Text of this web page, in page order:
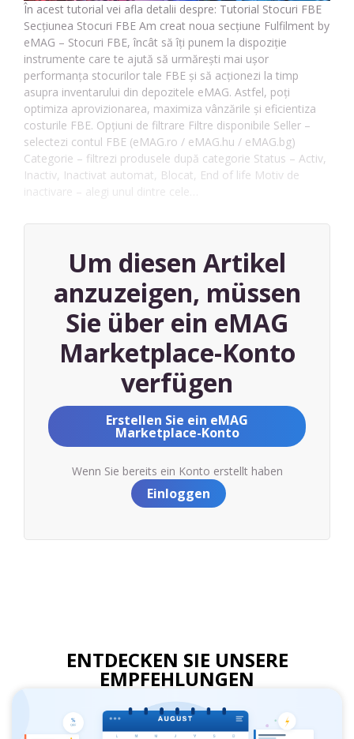
În acest tutorial vei afla detalii despre: Tutorial Stocuri FBE
Secțiunea Stocuri FBE Am creat noua secțiune Fulfilment by
eMAG – Stocuri FBE, încât să îți punem la dispoziție
instrumente care te ajută să urmărești mai ușor
performanța stocurilor tale FBE și să acționezi la timp
asupra inventarului din depozitele eMAG. Astfel, poți
optimiza aprovizionarea, maximiza vânzările și eficientiza
costurile FBE. Opțiuni de filtrare Filtre disponibile Seller –
selectezi contul FBE (eMAG.ro / eMAG.hu / eMAG.bg)
Categorie – filtrezi produsele după categorie Status – Activ,
Inactiv, Inactivat automat, Blocat, End of life Motiv de
inactivare – alegi unul dintre cele…
Um diesen Artikel
anzuzeigen, müssen
Sie über ein eMAG
Marketplace-Konto
verfügen
Erstellen Sie ein eMAG
Marketplace-Konto
Wenn Sie bereits ein Konto erstellt haben
Einloggen
ENTDECKEN SIE UNSERE
EMPFEHLUNGEN